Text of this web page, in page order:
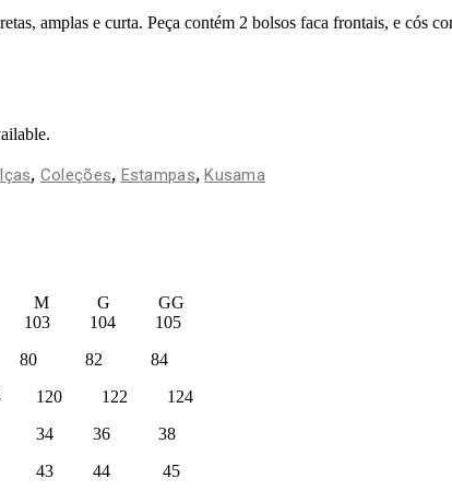
amplas e curta. Peça contém 2 bolsos faca frontais, e cós
, Coleções, Estampas,Kusama
M G GG
104 105
78 80 82 84
122 124
34 36 38
43 44 45